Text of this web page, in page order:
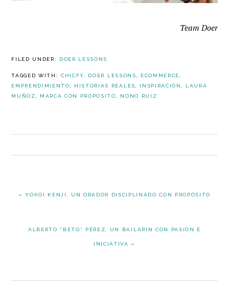
Team Doer
FILED UNDER: DOER LESSONS
TAGGED WITH:CHICFY DOER LESSONS ECOMMERCE
EMPRENDIMIENTO
HISTORIAS REALES INSPIRACIÓN
LAURA
MUÑOZ
MARCA CON PROPÓSITO NONO RUIZ
POST:
« YOKOI KENJI, UN ORADOR DISCIPLINADO CON PROPÓSITO
POST:
ALBERTO “BETO” PÉREZ, UN BAILARÍN CON PASIÓN E
INICIATIVA »